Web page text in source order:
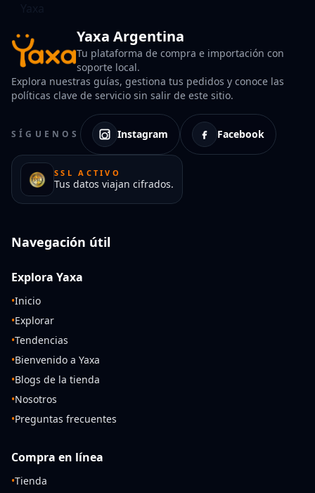
Yaxa Argentina
Tu plataforma de compra e importación con
soporte local.
Explora nuestras guías, gestiona tus pedidos y conoce las
políticas clave de servicio sin salir de este sitio.
SÍGUENOS Instagram Facebook
SSL ACTIVO
Tus datos viajan cifrados.
Navegación útil
Explora Yaxa
•Inicio
•Explorar
•Tendencias
•Bienvenido a Yaxa
•Blogs de la tienda
•Nosotros
•Preguntas frecuentes
Compra en línea
•Tienda